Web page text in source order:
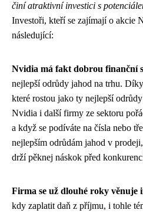
činí atraktivní investici s
Investoři, kteří se zajímají o akcie
následující:
Nvidia má fakt dobrou finanční
nejlepší odrůdy jahod na trhu.
které rostou jako ty nejlepší
Nvidia i další firmy ze sektoru
a když se podíváte na čísla nebo
nejlepším odrůdám jahod v
drží pěknej náskok před
Firma se už dlouhé roky věnuje
kdy zaplatit daň z příjmu, i tohle